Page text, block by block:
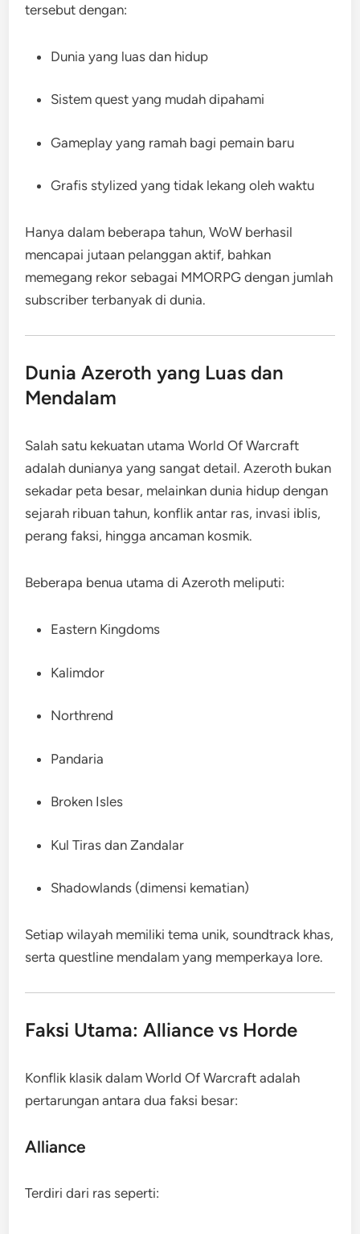
tersebut dengan:
Dunia yang luas dan hidup
Sistem quest yang mudah dipahami
Gameplay yang ramah bagi pemain baru
Grafis stylized yang tidak lekang oleh waktu
Hanya dalam beberapa tahun, WoW berhasil
mencapai jutaan pelanggan aktif, bahkan
memegang rekor sebagai MMORPG dengan jumlah
subscriber terbanyak di dunia.
Dunia Azeroth yang Luas dan
Mendalam
Salah satu kekuatan utama World Of Warcraft
adalah dunianya yang sangat detail. Azeroth bukan
sekadar peta besar, melainkan dunia hidup dengan
sejarah ribuan tahun, konflik antar ras, invasi iblis,
perang faksi, hingga ancaman kosmik.
Beberapa benua utama di Azeroth meliputi:
Eastern Kingdoms
Kalimdor
Northrend
Pandaria
Broken Isles
Kul Tiras dan Zandalar
Shadowlands (dimensi kematian)
Setiap wilayah memiliki tema unik, soundtrack khas,
serta questline mendalam yang memperkaya lore.
Faksi Utama: Alliance vs Horde
Konflik klasik dalam World Of Warcraft adalah
pertarungan antara dua faksi besar:
Alliance
Terdiri dari ras seperti: